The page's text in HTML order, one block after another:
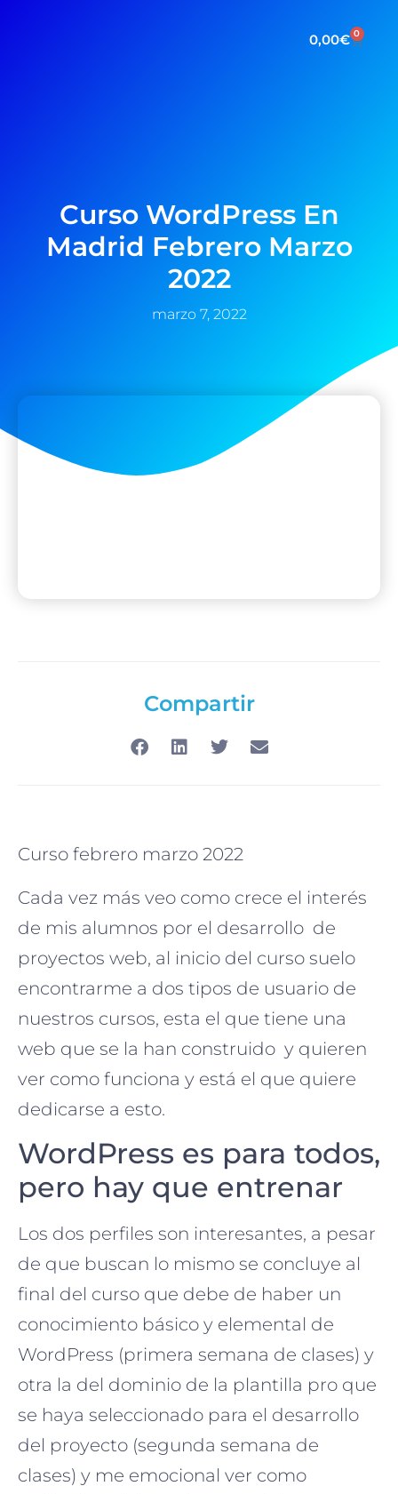
0,00€ 0
Curso WordPress En
Madrid Febrero Marzo
2022
marzo 7, 2022
Compartir
Curso febrero marzo 2022
Cada vez más veo como crece el interés
de mis alumnos por el desarrollo de
proyectos web, al inicio del curso suelo
encontrarme a dos tipos de usuario de
nuestros cursos, esta el que tiene una
web que se la han construido y quieren
ver como funciona y está el que quiere
dedicarse a esto.
WordPress es para todos,
pero hay que entrenar
Los dos perfiles son interesantes, a pesar
de que buscan lo mismo se concluye al
final del curso que debe de haber un
conocimiento básico y elemental de
WordPress (primera semana de clases) y
otra la del dominio de la plantilla pro que
se haya seleccionado para el desarrollo
del proyecto (segunda semana de
clases) y me emocional ver como